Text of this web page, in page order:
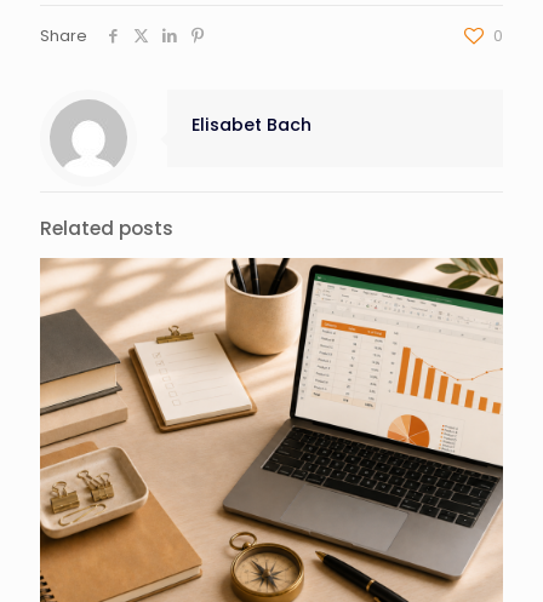
Share 0
Elisabet Bach
Related posts